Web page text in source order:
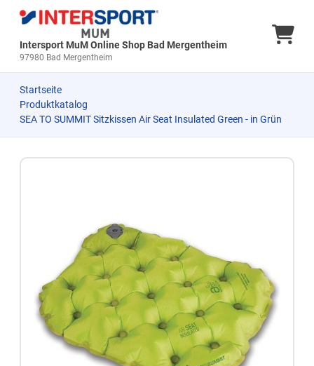
Intersport MuM Online Shop Bad Mergentheim
97980 Bad Mergentheim
Startseite
Produktkatalog
SEA TO SUMMIT Sitzkissen Air Seat Insulated Green - in Grün